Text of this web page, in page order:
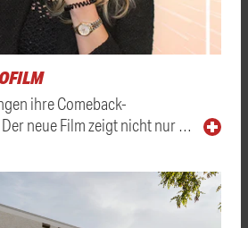
ihre Comeback-
neue Film zeigt nicht nur …